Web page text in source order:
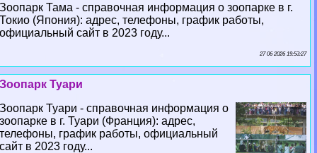
Зоопарк Тама - справочная информация о зоопарке в г.
Токио (Япония): адрес, телефоны, график работы,
официальный сайт в 2023 году...
27 06 2026 19:53:27
Зоопарк Туари
Зоопарк Туари - справочная информация о
зоопарке в г. Туари (Франция): адрес,
телефоны, график работы, официальный
сайт в 2023 году...